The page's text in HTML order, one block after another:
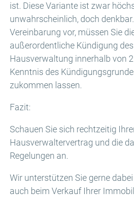
ist. Diese Variante ist zwar
unwahrscheinlich, doch
Vereinbarung vor, müssen Sie
außerordentliche Kündigung
Hausverwaltung innerhalb von
Kenntnis des
zukommen lassen.
Fazit:
Schauen Sie sich rechtzeitig
Hausverwaltervertrag und die
Regelungen an.
Wir unterstützen Sie gerne
auch beim Verkauf Ihrer